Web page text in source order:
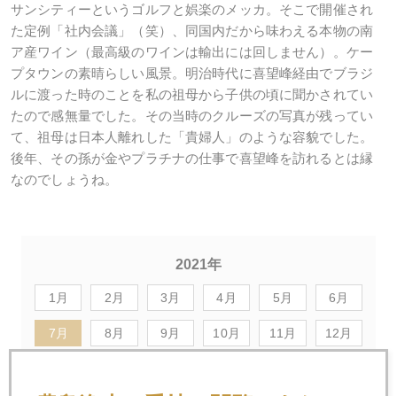
サンシティーというゴルフと娯楽のメッカ。そこで開催され
た定例「社内会議」（笑）、同国内だから味わえる本物の南
ア産ワイン（最高級のワインは輸出には回しません）。ケー
プタウンの素晴らしい風景。明治時代に喜望峰経由でブラジ
ルに渡った時のことを私の祖母から子供の頃に聞かされてい
たので感無量でした。その当時のクルーズの写真が残ってい
て、祖母は日本人離れした「貴婦人」のような容貌でした。
後年、その孫が金やプラチナの仕事で喜望峰を訪れるとは縁
なのでしょうね。
2021年
1月 2月 3月 4月 5月 6月
7月 8月 9月 10月 11月 12月